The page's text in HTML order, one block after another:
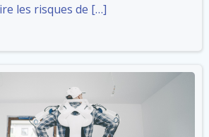
les risques de […]